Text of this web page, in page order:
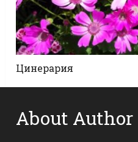
Цинерария
About Author